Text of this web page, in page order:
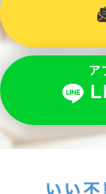
ア